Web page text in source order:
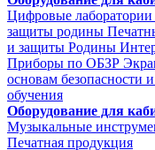
Цифровые лаборатории
защиты родины
и защиты Родины
Приборы по ОБЗР
основам безопасности
обучения
Оборудование для
Музыкальные
Печатная продукция